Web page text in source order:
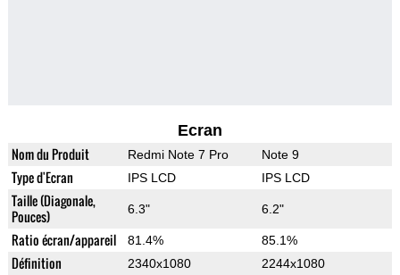
Ecran
Nom du Produit Redmi Note 7 Pro Note 9
Type d'Ecran IPS LCD IPS LCD
Taille (Diagonale,
Pouces)
6.3" 6.2"
Ratio écran/appareil 81.4% 85.1%
Définition 2340x1080 2244x1080